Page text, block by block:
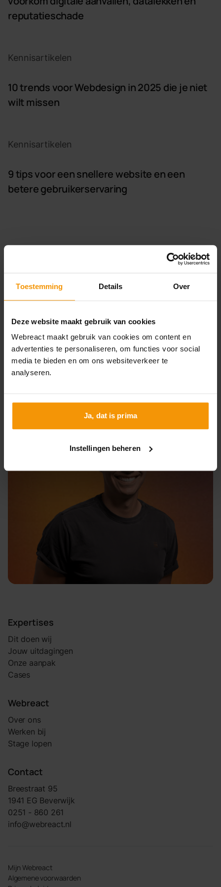
Toestemming Details Over
Deze website maakt gebruik van cookies
Webreact maakt gebruik van cookies om content en
advertenties te personaliseren, om functies voor social
media te bieden en om ons websiteverkeer te
analyseren.
Ja, dat is prima
Instellingen beheren
reputatieschade
Kennisartikelen
10 trends voor Webdesign in 2025 die je niet
wilt missen
Kennisartikelen
9 tips voor een snellere website en een
betere gebruikerservaring
Klaar voor de
volgende stap? Laat
het ons weten.
Of bel 0251 - 860 261
Expertises
Dit doen wij
Jouw uitdagingen
Onze aanpak
Cases
Webreact
Over ons
Werken bij
Stage lopen
Contact
Breestraat 95
1941 EG Beverwijk
0251 - 860 261
info@webreact.nl
Mijn Webreact
Algemene voorwaarden